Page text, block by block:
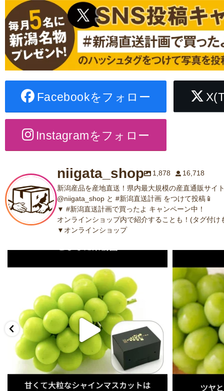
Facebookをフォロー
Instagramをフォロー
niigata_shop 1,878
16,718
新潟産品を産地直送！県内最大規模の産直通販サイ
@niigata_shop と #新潟直送計画 をつけて投稿📱
▼ #新潟直送計画で買ったよ キャンペーン中！
オンラインショップ内で紹介することも！(タグ付け
▼オンラインショップ